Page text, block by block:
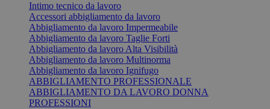
Intimo tecnico da lavoro
Accessori abbigliamento da lavoro
Abbigliamento da lavoro Impermeabile
Abbigliamento da lavoro Taglie Forti
Abbigliamento da lavoro Alta Visibilità
Abbigliamento da lavoro Multinorma
Abbigliamento da lavoro Ignifugo
ABBIGLIAMENTO PROFESSIONALE
ABBIGLIAMENTO DA LAVORO DONNA
PROFESSIONI